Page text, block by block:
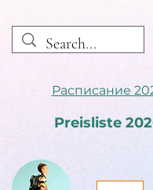
Расписание
Preisliste